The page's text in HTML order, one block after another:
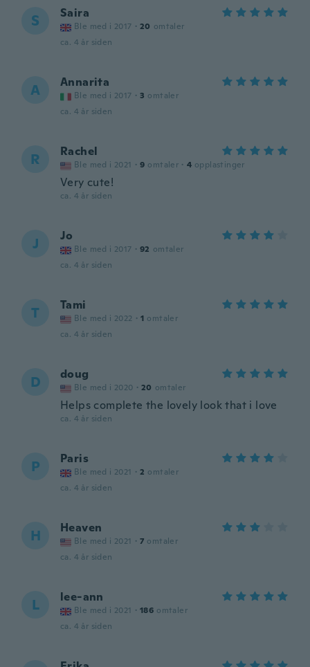
S Saira
Ble med i 2017 · 20 omtaler
ca. 4 år siden
A Annarita
Ble med i 2017 · 3 omtaler
ca. 4 år siden
R Rachel
Ble med i 2021 · 9 omtaler · 4 opplastinger
Very cute!
ca. 4 år siden
J Jo
Ble med i 2017 · 92 omtaler
ca. 4 år siden
T Tami
Ble med i 2022 · 1 omtaler
ca. 4 år siden
D doug
Ble med i 2020 · 20 omtaler
Helps complete the lovely look that i love
ca. 4 år siden
P Paris
Ble med i 2021 · 2 omtaler
ca. 4 år siden
H Heaven
Ble med i 2021 · 7 omtaler
ca. 4 år siden
L lee-ann
Ble med i 2021 · 186 omtaler
ca. 4 år siden